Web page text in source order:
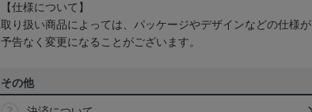
【仕様について】
取り扱い商品によっては、パッケージやデザインなどの仕様が
予告なく変更になることがございます。
その他